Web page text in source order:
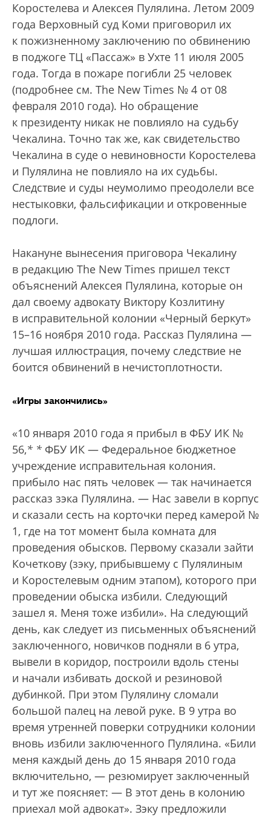
Коростелева и Алексея Пулялина. Летом 2009
года Верховный суд Коми приговорил их
к пожизненному заключению по обвинению
в поджоге ТЦ «Пассаж» в Ухте 11 июля 2005
года. Тогда в пожаре погибли 25 человек
(подробнее см. The New Times № 4 от 08
февраля 2010 года). Но обращение
к президенту никак не повлияло на судьбу
Чекалина. Точно так же, как свидетельство
Чекалина в суде о невиновности Коростелева
и Пулялина не повлияло на их судьбы.
Следствие и суды неумолимо преодолели все
нестыковки, фальсификации и откровенные
подлоги.
Накануне вынесения приговора Чекалину
в редакцию The New Times пришел текст
объяснений Алексея Пулялина, которые он
дал своему адвокату Виктору Козлитину
в исправительной колонии «Черный беркут»
15–16 ноября 2010 года. Рассказ Пулялина —
лучшая иллюстрация, почему следствие не
боится обвинений в нечистоплотности.
«Игры закончились»
«10 января 2010 года я прибыл в ФБУ ИК №
56,* * ФБУ ИК — Федеральное бюджетное
учреждение исправительная колония.
прибыло нас пять человек — так начинается
рассказ зэка Пулялина. — Нас завели в корпус
и сказали сесть на корточки перед камерой №
1, где на тот момент была комната для
проведения обысков. Первому сказали зайти
Кочеткову (зэку, прибывшему с Пулялиным
и Коростелевым одним этапом), которого при
проведении обыска избили. Следующий
зашел я. Меня тоже избили». На следующий
день, как следует из письменных объяснений
заключенного, новичков подняли в 6 утра,
вывели в коридор, построили вдоль стены
и начали избивать доской и резиновой
дубинкой. При этом Пулялину сломали
большой палец на левой руке. В 9 утра во
время утренней поверки сотрудники колонии
вновь избили заключенного Пулялина. «Били
меня каждый день до 15 января 2010 года
включительно, — резюмирует заключенный
и тут же поясняет: — В этот день в колонию
приехал мой адвокат». Зэку предложили